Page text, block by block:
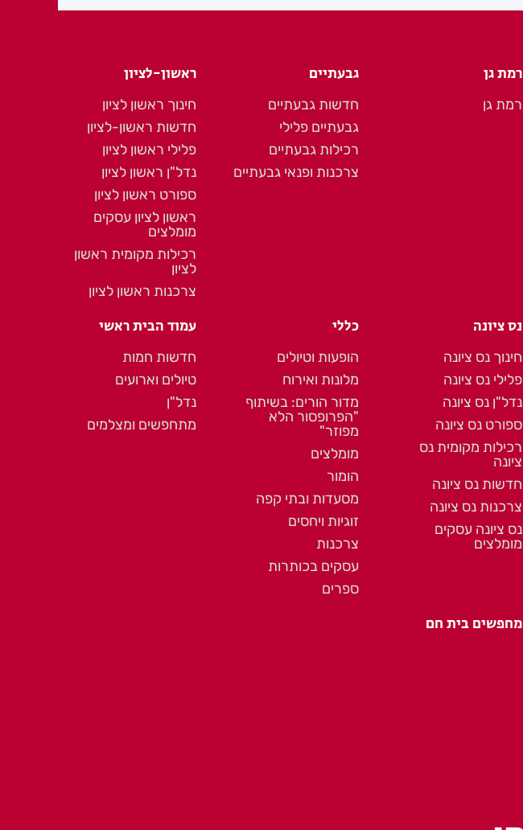
רמת גן
רמת גן
גבעתיים
חדשות גבעתיים
גבעתיים פלילי
רכילות גבעתיים
צרכנות ופנאי גבעתיים
ראשון-לציון
חינוך ראשון לציון
חדשות ראשון-לציון
פלילי ראשון לציון
נדל"ן ראשון לציון
ספורט ראשון לציון
ראשון לציון עסקים
מומלצים
רכילות מקומית ראשון
לציון
צרכנות ראשון לציון
נס ציונה
חינוך נס ציונה
פלילי נס ציונה
נדל"ן נס ציונה
ספורט נס ציונה
רכילות מקומית נס
ציונה
חדשות נס ציונה
צרכנות נס ציונה
נס ציונה עסקים
מומלצים
כללי
הופעות וטיולים
מלונות ואירוח
מדור הורים: בשיתוף
"הפרופסור הלא
מפוזר"
מומלצים
הומור
מסעדות ובתי קפה
זוגיות ויחסים
צרכנות
עסקים בכותרות
ספרים
עמוד הבית ראשי
חדשות חמות
טיולים וארועים
נדל"ן
מתחפשים ומצלמים
מחפשים בית חם